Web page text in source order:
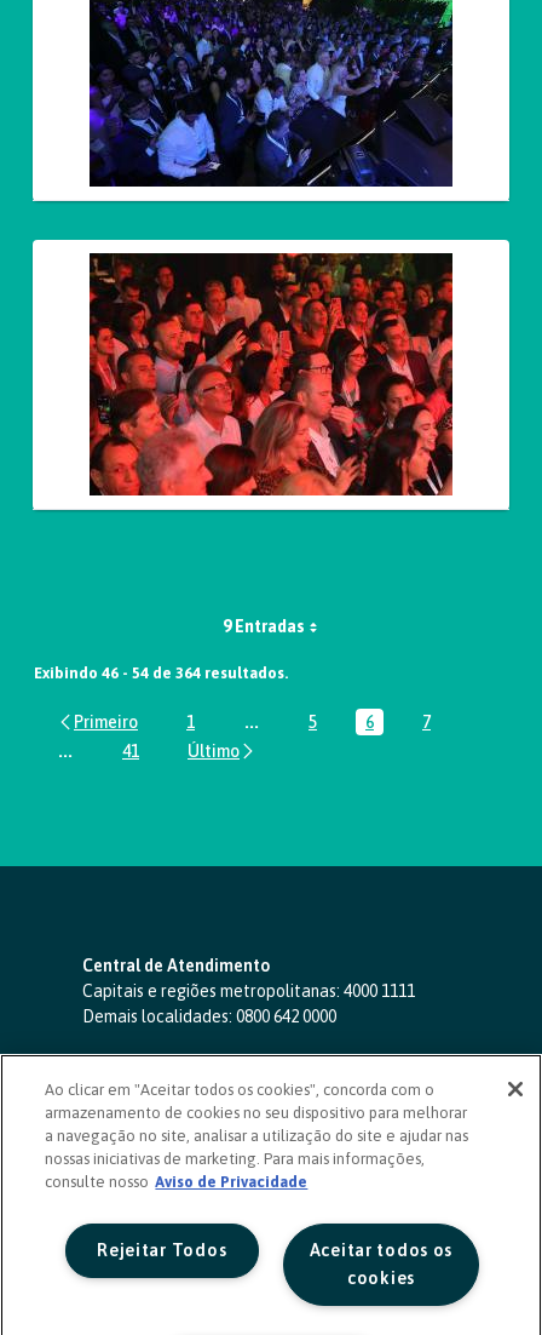
9 Entradas
Exibindo 46 - 54 de 364 resultados.
Página
1 ...Páginas intermediárias Usar ABA
Página
5 Página
6 Página
7
...Páginas intermediárias Usar ABA para navegar.
Página
41
Central de Atendimento
Capitais e regiões metropolitanas: 4000 1111
Demais localidades: 0800 642 0000
SAC 24 horas-0800 724 4420
Ouvidoria
0800 725 0996
(de segunda a sexta, das 8h às 20h)
ouvidoriasicoob.com.br
Deficientes auditivos ou de fala
Ao clicar em "Aceitar todos os cookies", concorda com o
armazenamento de cookies no seu dispositivo para melhorar
a navegação no site, analisar a utilização do site e ajudar nas
nossas iniciativas de marketing. Para mais informações,
consulte nosso Aviso de Privacidade
Aceitar todos os
cookies
Rejeitar Todos